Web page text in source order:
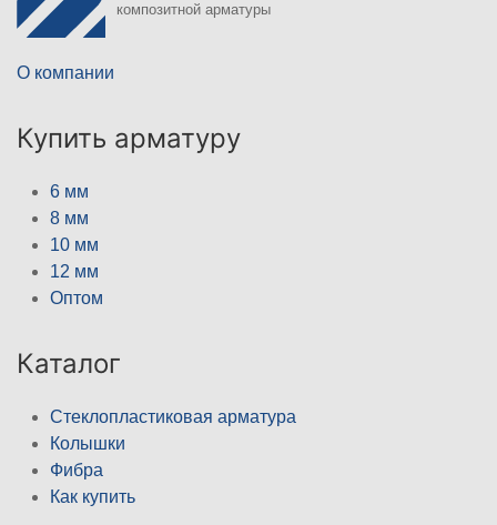
композитной арматуры
О компании
Купить арматуру
6 мм
8 мм
10 мм
12 мм
Оптом
Каталог
Стеклопластиковая арматура
Колышки
Фибра
Как купить